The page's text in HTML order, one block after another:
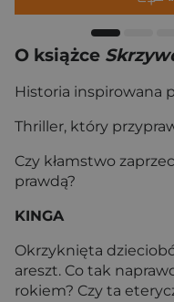
O książce
Historia inspirowana
Thriller, który
Czy kłamstwo
prawdą?
KINGA
Okrzyknięta
areszt. Co tak
rokiem? Czy ta